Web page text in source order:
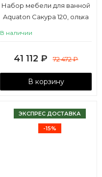
Набор мебели для ванной
Aquaton Сакура 120, ольха
В наличии
41 112 ₽ 72 472₽
В корзину
ЭКСПРЕС ДОСТАВКА
-15%